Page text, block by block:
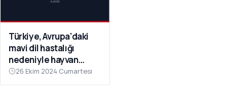
Türkiye, Avrupa'daki
mavi dil hastalığı
nedeniyle hayvan
ithalatını durdurdu
26 Ekim 2024 Cumartesi